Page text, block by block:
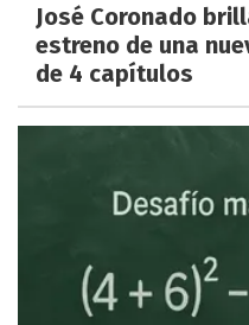
José Coronado
estreno de una
de 4 capítulos